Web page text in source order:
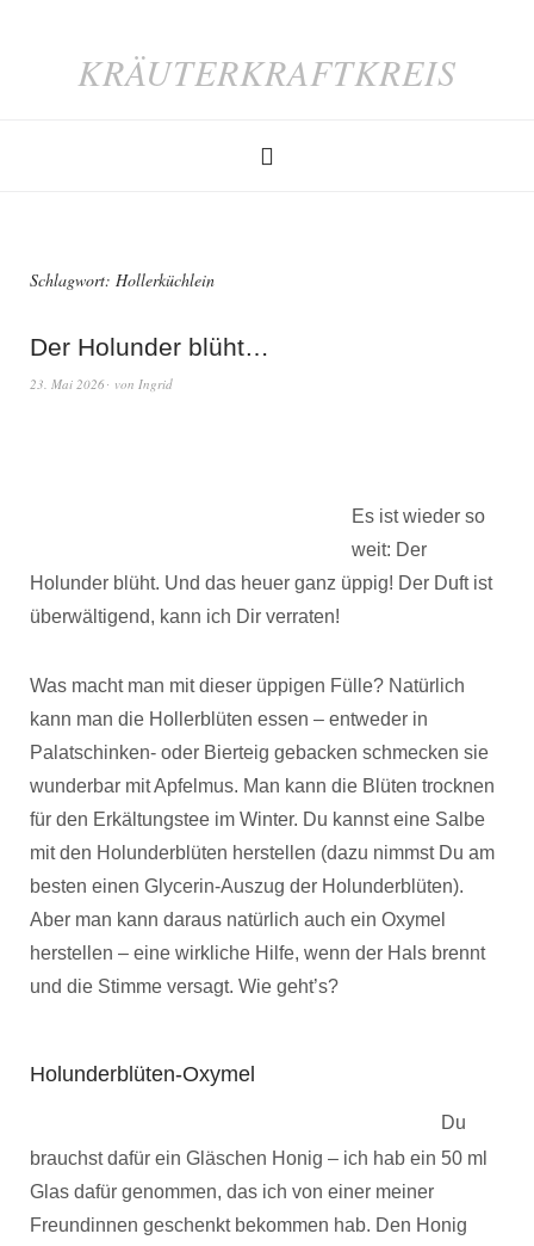
KRÄUTERKRAFTKREIS
Schlagwort: Hollerküchlein
Der Holunder blüht…
23. Mai 2026 von Ingrid
Es ist wieder so
weit: Der
Holunder blüht. Und das heuer ganz üppig! Der Duft ist
überwältigend, kann ich Dir verraten!
Was macht man mit dieser üppigen Fülle? Natürlich
kann man die Hollerblüten essen – entweder in
Palatschinken- oder Bierteig gebacken schmecken sie
wunderbar mit Apfelmus. Man kann die Blüten trocknen
für den Erkältungstee im Winter. Du kannst eine Salbe
mit den Holunderblüten herstellen (dazu nimmst Du am
besten einen Glycerin-Auszug der Holunderblüten).
Aber man kann daraus natürlich auch ein Oxymel
herstellen – eine wirkliche Hilfe, wenn der Hals brennt
und die Stimme versagt. Wie geht’s?
Holunderblüten-Oxymel
Du
brauchst dafür ein Gläschen Honig – ich hab ein 50 ml
Glas dafür genommen, das ich von einer meiner
Freundinnen geschenkt bekommen hab. Den Honig